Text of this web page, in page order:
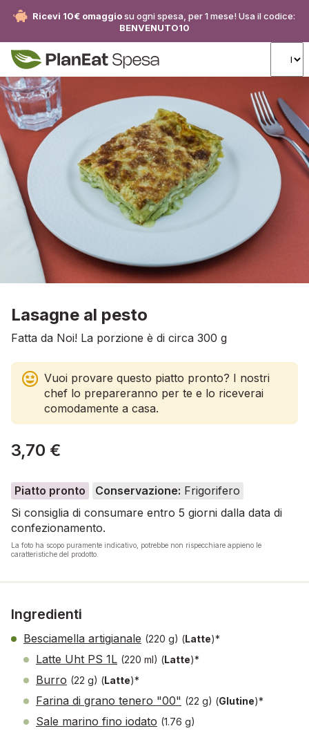
Ricevi 10€ omaggiosu ogni spesa, per 1 mese! Usa il codice:
BENVENUTO10
Lasagne al pesto
Fatta da Noi! La porzione è di circa 300 g
Vuoi provare questo piatto pronto? I nostri
chef lo prepareranno per te e lo riceverai
comodamente a casa.
3,70 €
Piatto pronto Conservazione: Frigorifero
Si consiglia di consumare entro 5 giorni dalla data di
confezionamento.
La foto ha scopo puramente indicativo, potrebbe non rispecchiare appieno le
caratteristiche del prodotto.
Ingredienti
Besciamella artigianale (220 g) (Latte)*
Latte Uht PS 1L (220 ml) (Latte)*
Burro (22 g) (Latte)*
Farina di grano tenero "00" (22 g) (Glutine)*
Sale marino fino iodato (1.76 g)